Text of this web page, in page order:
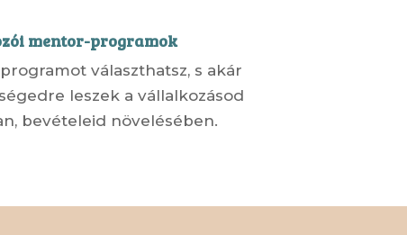
mentor-programok
választhatsz, s akár
leszek a vállalkozásod
bevételeid növelésében.